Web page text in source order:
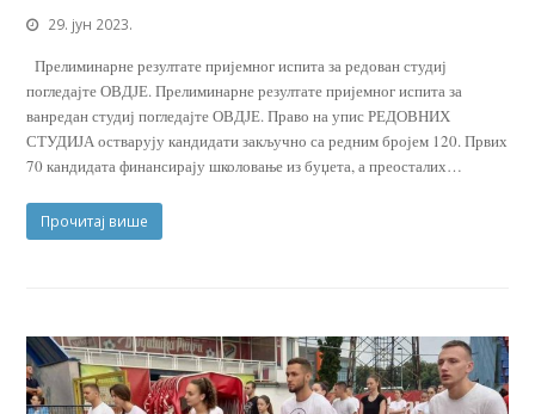
29. јун 2023.
Прелиминарне резултате пријемног испита за редован студиј
погледајте ОВДЈЕ. Прелиминарне резултате пријемног испита за
ванредан студиј погледајте ОВДЈЕ. Право на упис РЕДОВНИХ
СТУДИЈА остварују кандидати закључно са редним бројем 120. Првих
70 кандидата финансирају школовање из буџета, а преосталих…
Прочитај више